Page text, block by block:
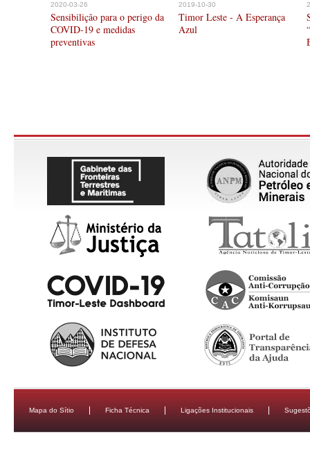
2020-03-26
Sensibilição para o perigo da
COVID-19 e medidas
preventivas
2019-10-30
Timor Leste - A Esperança
Azul
Mapa do Sítio Ficha Técnica Ligações Institucionais